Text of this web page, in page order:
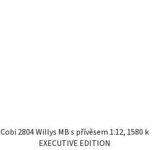
Cobi 2804 Willys MB s přívěsem 1:12, 1580 k
EXECUTIVE EDITION